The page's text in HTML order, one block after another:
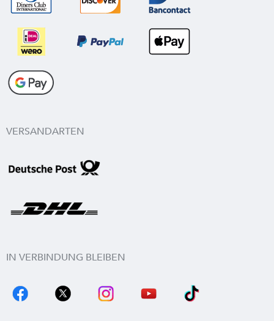
VERSANDARTEN
IN VERBINDUNG BLEIBEN